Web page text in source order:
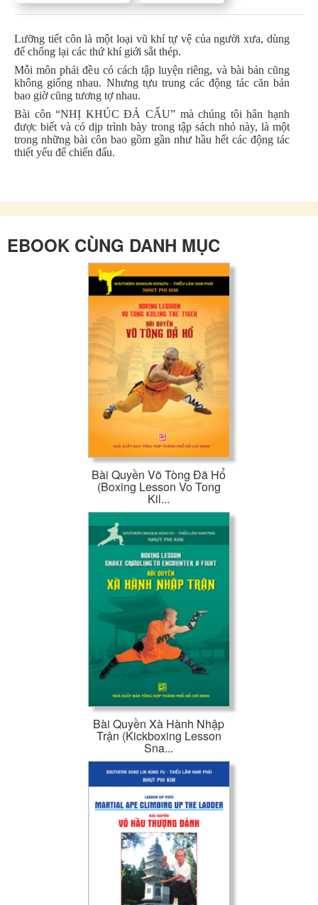
Lưỡng tiết côn là một loại vũ khí tự vệ của người xưa, dùng
để chống lại các thứ khí giới sắt thép.
Mỗi môn phái đều có cách tập luyện riêng, và bài bản cũng
không giống nhau. Nhưng tựu trung các động tác căn bản
bao giờ cũng tương tợ nhau.
Bài côn “NHỊ KHÚC ĐẢ CẨU” mà chúng tôi hân hạnh
được biết và có dịp trình bày trong tập sách nhỏ này, là một
trong những bài côn bao gồm gần như hầu hết các động tác
thiết yếu để chiến đấu.
EBOOK CÙNG DANH MỤC
Bài Quyền Võ Tòng Đã Hổ
(Boxing Lesson Vo Tong
Kil...
Bài Quyền Xà Hành Nhập
Trận (Kickboxing Lesson
Sna...